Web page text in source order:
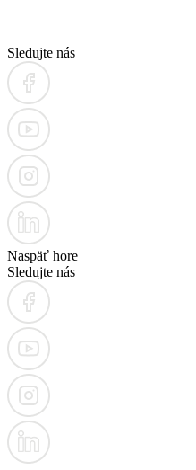
Sledujte nás
Naspäť hore
Sledujte nás